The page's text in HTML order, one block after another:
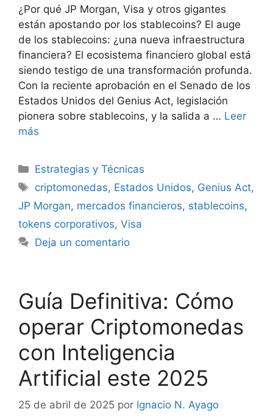
¿Por qué JP Morgan, Visa y otros gigantes
están apostando por los stablecoins? El auge
de los stablecoins: ¿una nueva infraestructura
financiera? El ecosistema financiero global está
siendo testigo de una transformación profunda.
Con la reciente aprobación en el Senado de los
Estados Unidos del Genius Act, legislación
pionera sobre stablecoins, y la salida a … Leer
más
Categorías
Estrategias y Técnicas
Etiquetas
criptomonedas, Estados Unidos, Genius Act,
JP Morgan, mercados financieros, stablecoins,
tokens corporativos, Visa
Deja un comentario
Guía Definitiva: Cómo
operar Criptomonedas
con Inteligencia
Artificial este 2025
25 de abril de 2025 por Ignacio N. Ayago